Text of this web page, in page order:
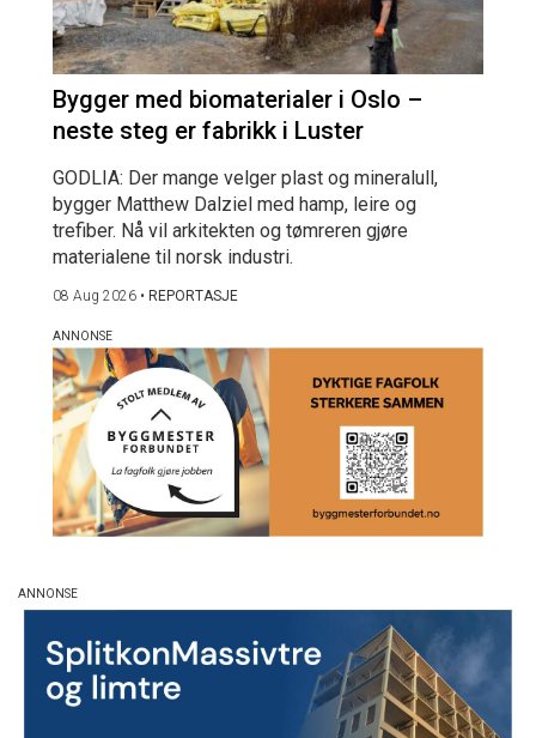
Bygger med biomaterialer i Oslo –
neste steg er fabrikk i Luster
GODLIA: Der mange velger plast og mineralull,
bygger Matthew Dalziel med hamp, leire og
trefiber. Nå vil arkitekten og tømreren gjøre
materialene til norsk industri.
08 Aug 2026 • REPORTASJE